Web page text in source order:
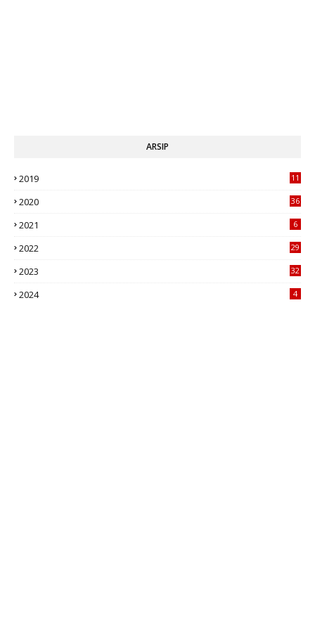
ARSIP
2019
11
2020 36
2021 6
2022 29
2023 32
2024 4